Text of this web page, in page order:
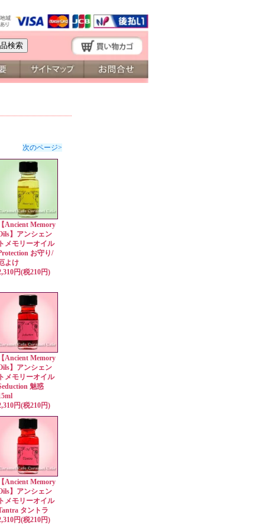
次のページ>
【Ancient Memory
】アンシェン
トメモリーオイル
お守り/
よけ
円(税210円)
【Ancient Memory
】アンシェン
トメモリーオイル
魅惑
円(税210円)
【Ancient Memory
】アンシェン
トメモリーオイル
タントラ
円(税210円)